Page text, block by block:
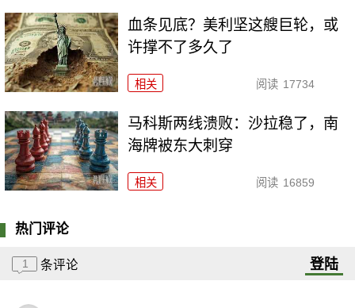
血条见底？美利坚这艘巨轮，或
许撑不了多久了
相关 阅读 17734
马科斯两线溃败：沙拉稳了，南
海牌被东大刺穿
相关 阅读 16859
热门评论
1 条评论 登陆